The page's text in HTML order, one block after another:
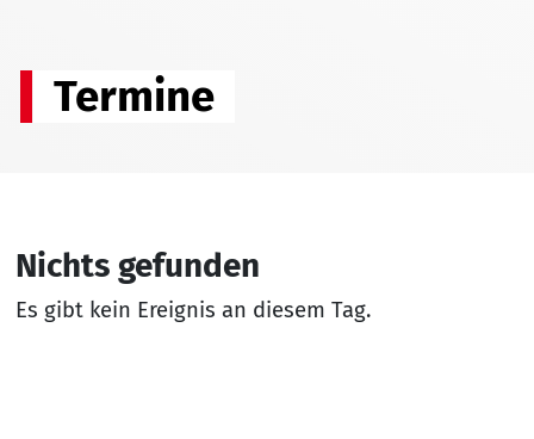
Termine
Nichts gefunden
Es gibt kein Ereignis an diesem Tag.